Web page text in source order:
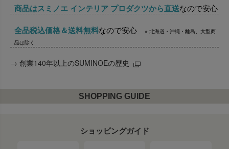
商品はスミノエ インテリア プロダクツから直送なので安心
全品税込価格＆送料無料なので安心
※ 北海道・沖縄・離島、大型商
品は除く
→ 創業140年以上のSUMINOEの歴史
SHOPPING GUIDE
ショッピングガイド